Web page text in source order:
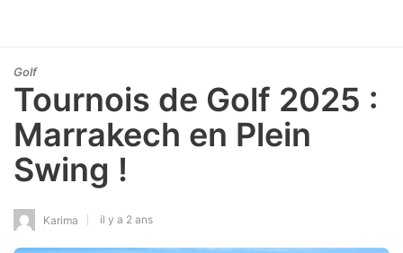
Golf
Tournois de Golf 2025 :
Marrakech en Plein
Swing !
Karima il y a 2 ans